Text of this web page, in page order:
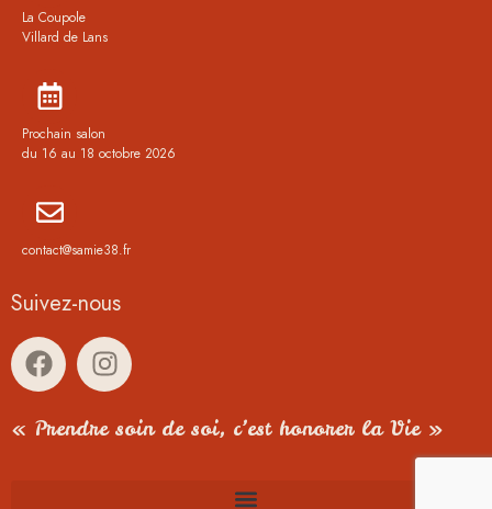
La Coupole
Villard de Lans
Prochain salon
du 16 au 18 octobre 2026
contact@samie38.fr
Suivez-nous
« Prendre soin de soi, c’est honorer la Vie »